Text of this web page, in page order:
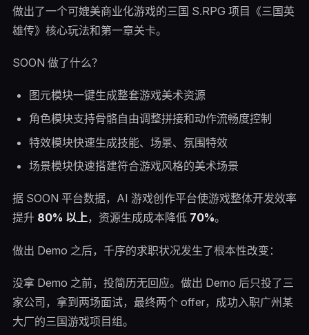
做出了一个可媲美商业化游戏的三国 S.RPG 项目《三国英
雄传》核心玩法和第一章关卡。
SOON 做了什么？
图元模块一键生成整套游戏美术资源
角色模块支持骨骼自由调整拼接和动作流畅度控制
特效模块快速生成技能、场景、氛围特效
场景模块快速搭建符合游戏风格的美术场景
据 SOON 平台数据，AI 游戏创作平台使游戏整体开发效率
提升 80% 以上，资源生成成本降低 70%。
做出 Demo 之后，千序的求职状况发生了根本性改变：
没拿 Demo 之前，投简历无回应。做出 Demo 后只投了三
家公司，拿到两场面试，最终两个 offer，成功入职广州某
大厂的三国游戏项目组。